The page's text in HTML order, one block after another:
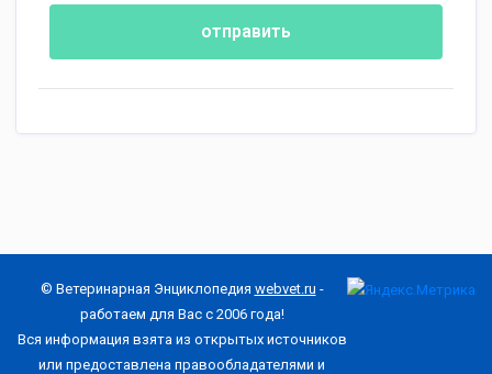
отправить
© Ветеринарная Энциклопедия webvet.ru -
работаем для Вас с 2006 года!
Вся информация взята из открытых источников
или предоставлена правообладателями и